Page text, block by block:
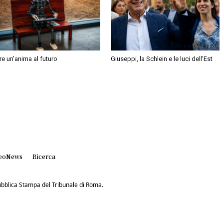
un’anima al futuro Giuseppi, la Schlein e le luci dell’Est
Ricerca
Stampa del Tribunale di Roma.